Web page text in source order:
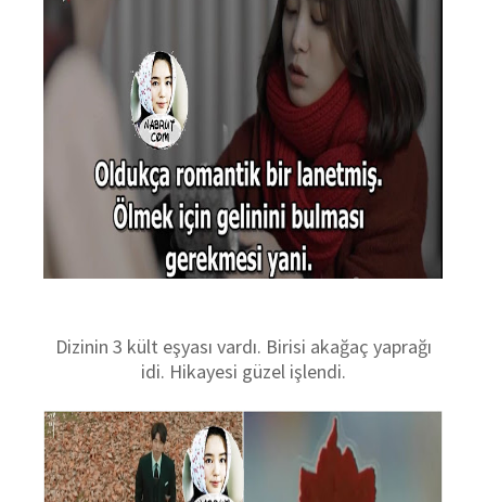
Dizinin 3 kült eşyası vardı. Birisi akağaç yaprağı
idi. Hikayesi güzel işlendi.